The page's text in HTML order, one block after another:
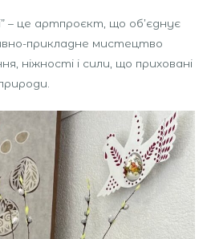
– це артпроєкт, що об’єднує
прикладне мистецтво
ніжності і сили, що приховані